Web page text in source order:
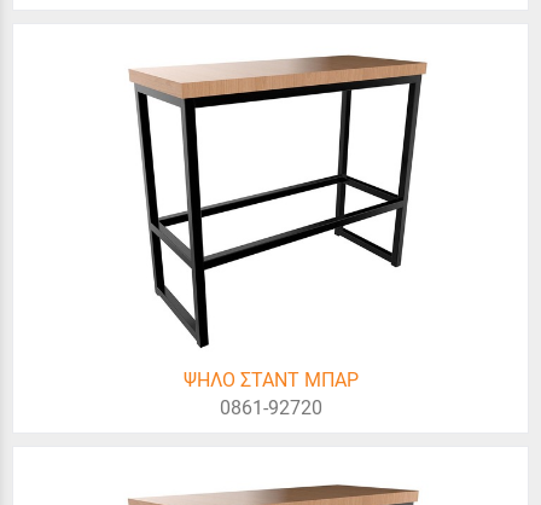
ΨΗΛΟ ΣΤΑΝΤ ΜΠΑΡ
0861-92720